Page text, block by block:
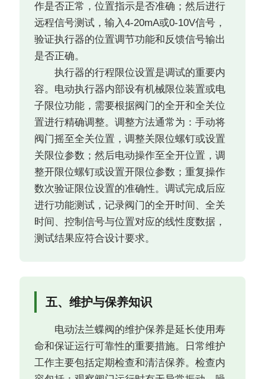
作是否正常，位置指示是否准确；然后进行
远程信号测试，输入4-20mA或0-10V信号，
验证执行器的位置调节功能和反馈信号输出
是否正确。
执行器的行程限位设置是调试的重要内
容。电动执行器内部设有机械限位装置或电
子限位功能，需要根据阀门的全开和全关位
置进行精确调整。调整方法通常为：手动将
阀门摇至全关位置，调整关限位螺钉或设置
关限位参数；然后电动操作至全开位置，调
整开限位螺钉或设置开限位参数；重复操作
数次验证限位设置的准确性。调试完成后应
进行功能测试，记录阀门的全开时间、全关
时间、控制信号与位置对应的线性度数据，
测试结果应符合设计要求。
五、维护与保养知识
电动法兰蝶阀的维护保养是延长使用寿
命和保证运行可靠性的重要措施。日常维护
工作主要包括定期检查和清洁保养。检查内